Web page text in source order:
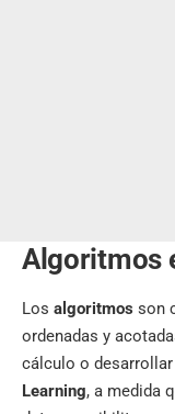
Algoritmos
Los algoritmos son
ordenadas y
cálculo o
Learning, a medida